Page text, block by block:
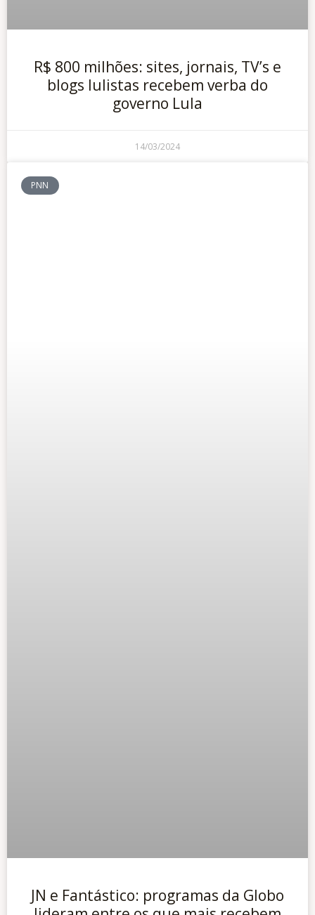
R$ 800 milhões: sites, jornais, TV’s e
blogs lulistas recebem verba do
governo Lula
14/03/2024
PNN
JN e Fantástico: programas da Globo